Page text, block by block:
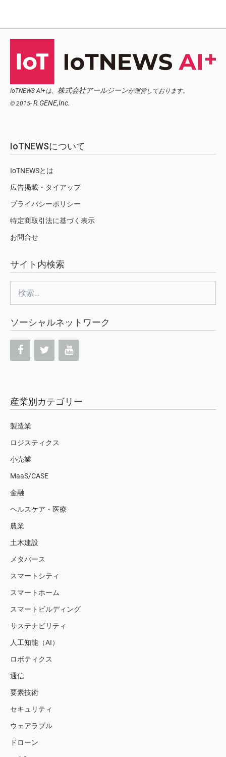
IoTNEWS AI+は、 株式会社アールジーンが運営しております。
© 2015- R.GENE,Inc.
IoTNEWSについて
IoTNEWSとは
広告掲載・タイアップ
プライバシーポリシー
特定商取引法に基づく表示
お問合せ
サイト内検索
索:
ソーシャルネットワーク
産業別カテゴリー
製造業
ロジスティクス
小売業
MaaS/CASE
金融
ヘルスケア・医療
農業
土木建設
メタバース
スマートシティ
スマートホーム
スマートビルディング
サステナビリティ
人工知能（AI）
ロボティクス
通信
要素技術
セキュリティ
ウェアラブル
ドローン